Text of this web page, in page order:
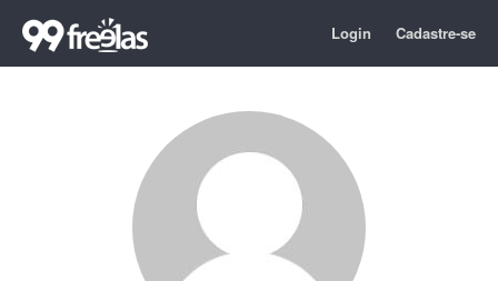
Login Cadastre-se